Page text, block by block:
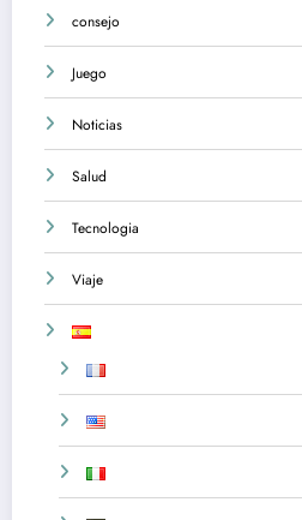
consejo
Juego
Noticias
Salud
Tecnologia
Viaje